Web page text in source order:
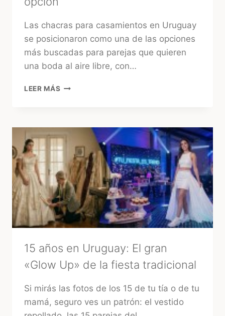
Las chacras para casamientos en Uruguay
se posicionaron como una de las opciones
más buscadas para parejas que quieren
una boda al aire libre, con…
LEER MÁS CHACRAS
URUGUAY:
CÓMO
ELEGIR
LA
MEJOR
OPCIÓN
15 años en Uruguay: El gran
«Glow Up» de la fiesta tradicional
Si mirás las fotos de los 15 de tu tía o de tu
mamá, seguro ves un patrón: el vestido